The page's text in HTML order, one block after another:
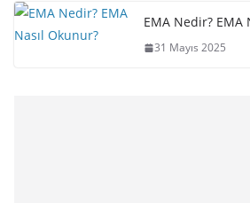
EMA Nedir? EMA
31 Mayıs 2025